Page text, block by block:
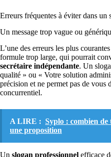
Erreurs fréquentes à éviter dans un
Un message trop vague ou
L’une des erreurs les plus
formule trop large, qui pourrait
secrétaire indépendante. Un
qualité » ou « Votre solution
précision et ne permet pas de vous
concurrentiel.
A LIRE : Syplo : combien
une proposition
Un slogan professionnel efficace